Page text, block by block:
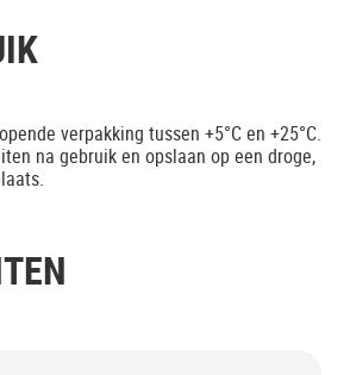
verpakking tussen +5°C en +25°C.
na gebruik en opslaan op een droge,